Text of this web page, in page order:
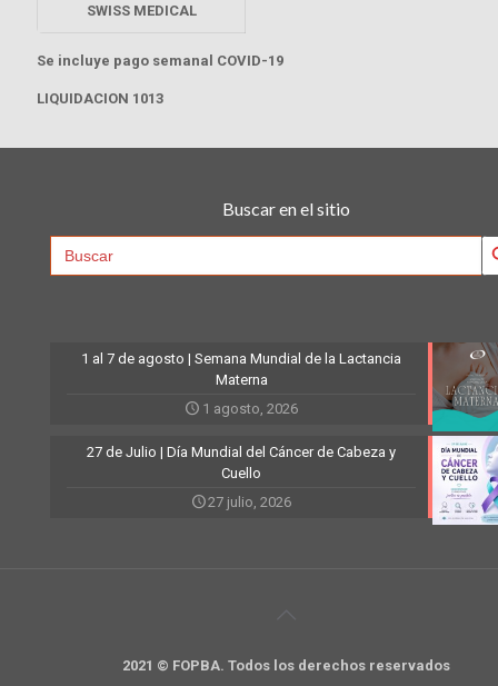
SWISS MEDICAL
Se incluye pago semanal COVID-19
LIQUIDACION 1013
Buscar en el sitio
Search
1 al 7 de agosto | Semana Mundial de la Lactancia
Materna
1 agosto, 2026
27 de Julio | Día Mundial del Cáncer de Cabeza y
Cuello
27 julio, 2026
2021 © FOPBA. Todos los derechos reservados